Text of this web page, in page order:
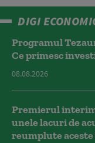
DIGI
Programul
Ce primesc
08.08.2026
Premierul
unele lacuri de
reumplute